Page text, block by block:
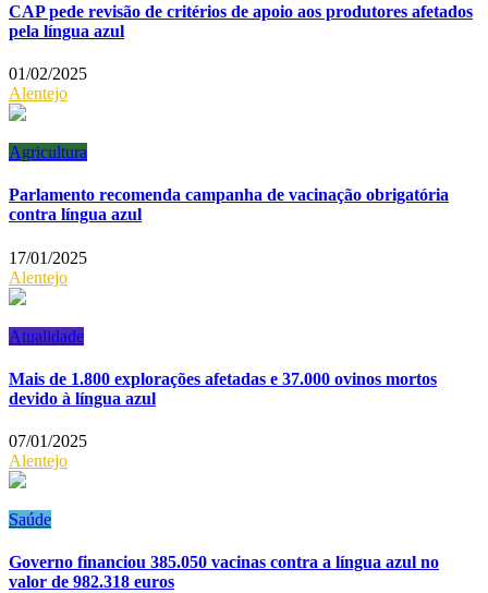
CAP pede revisão de critérios de apoio aos produtores afetados
pela língua azul
01/02/2025
Alentejo
Agricultura
Parlamento recomenda campanha de vacinação obrigatória
contra língua azul
17/01/2025
Alentejo
Atualidade
Mais de 1.800 explorações afetadas e 37.000 ovinos mortos
devido à língua azul
07/01/2025
Alentejo
Saúde
Governo financiou 385.050 vacinas contra a língua azul no
valor de 982.318 euros